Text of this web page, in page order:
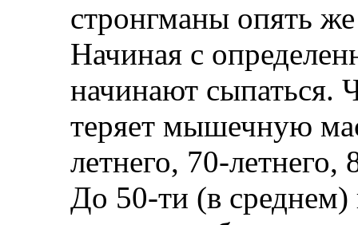
стронгманы опять
Начиная с
начинают сыпаться.
теряет мышечную
летнего, 70-летнего,
До 50-ти (в среднем)